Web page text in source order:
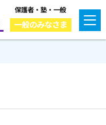
保護者・塾・一般
一般のみなさま